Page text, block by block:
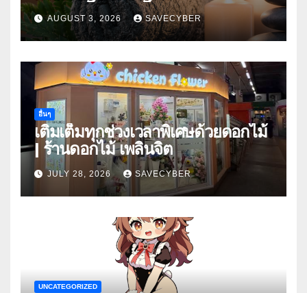
AUGUST 3, 2026 SAVECYBER
อื่นๆ
เติมเต็มทุกช่วงเวลาพิเศษด้วยดอกไม้
| ร้านดอกไม้ เพลินจิต
JULY 28, 2026 SAVECYBER
UNCATEGORIZED